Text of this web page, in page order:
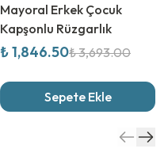
Mayoral Erkek Çocuk
Kapşonlu Rüzgarlık
₺ 1,846.50₺ 3,693.00
Sepete Ekle